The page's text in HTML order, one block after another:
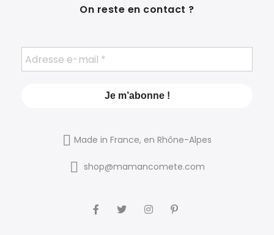
On reste en contact ?
Made in France, en Rhône-Alpes
shop@mamancomete.com